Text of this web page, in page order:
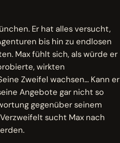
Er hat alles versucht,
bis hin zu endlosen
Max fühlt sich, als würde er
wirkten
Zweifel wachsen... Kann er
Angebote gar nicht so
gegenüber seinem
sucht Max nach